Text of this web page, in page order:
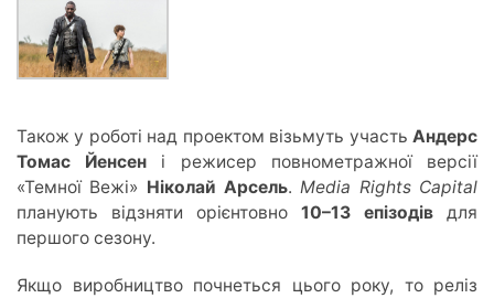
Також у роботі над проектом візьмуть участьАндерс
Томас Йенсен і режисер повнометражної версії
«Темної Вежі» Ніколай Арсель.Media Rights Capital
планують відзняти орієнтовно 10–13 епізодів для
першого сезону.
Якщо виробництво почнеться цього року, то реліз